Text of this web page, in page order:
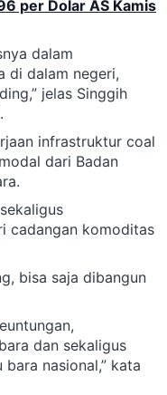
per Dolar AS Kamis
dalam
di dalam negeri,
jelas Singgih
infrastruktur coal
dari Badan
cadangan komoditas
bisa saja dibangun
dan sekaligus
nasional,” kata